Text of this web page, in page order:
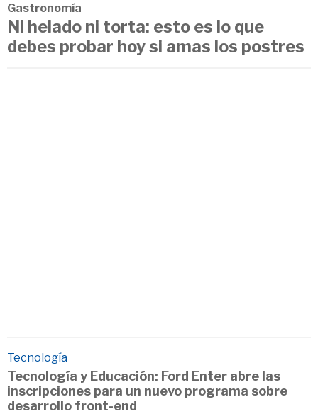
Gastronomía
Ni helado ni torta: esto es lo que
debes probar hoy si amas los postres
Tecnología
Tecnología y Educación: Ford Enter abre las
inscripciones para un nuevo programa sobre
desarrollo front-end